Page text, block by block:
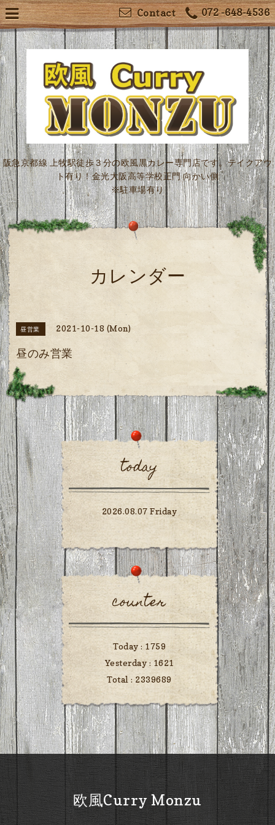
072 -648-4536
Contact
阪急京都線 上牧駅徒歩３分の欧風黒カレー専門店です。テイクアウ
ト有り！金光大阪高等学校正門 向かい側
※駐車場有り
カレンダー
昼営業 2021-10-18 (Mon)
昼のみ営業
today
2026.08.07 Friday
counter
Today : 1759
Yesterday : 1621
Total : 2339689
欧風Curry Monzu